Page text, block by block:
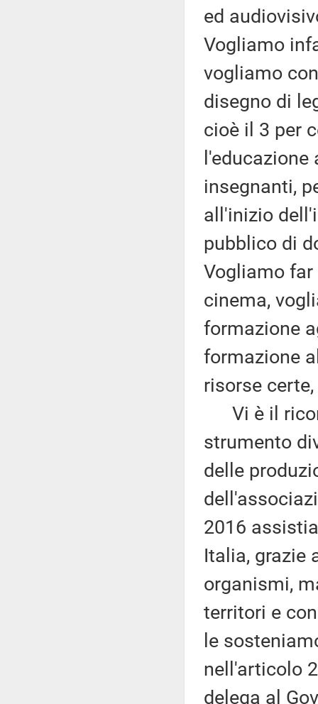
ed
Vogliamo
vogliamo
disegno di
cioè il 3 per
insegnanti,
all'inizio
pubblico di
Vogliamo
cinema,
formazione
formazione
risorse
Vi è il
strumento
delle
2016
Italia, grazie
organismi,
territori e
le
nell'articolo
delega al